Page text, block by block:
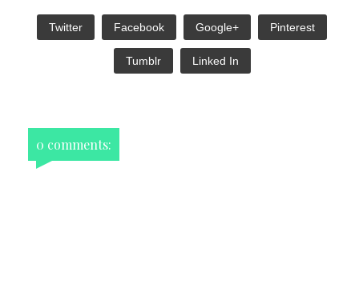
Twitter Facebook Google+ Pinterest
Tumblr Linked In
0 comments: